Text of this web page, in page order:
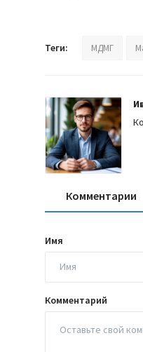
Теги: МДМГ
Комментарии
Имя
Комментарий